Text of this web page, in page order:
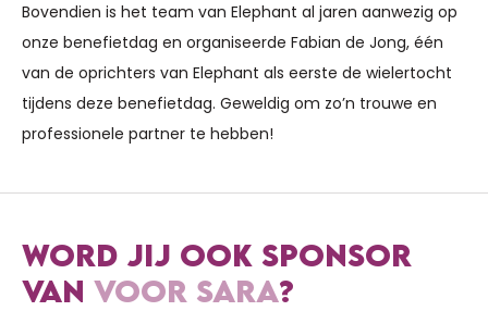
Bovendien is het team van Elephant al jaren aanwezig op
onze benefietdag en organiseerde Fabian de Jong, één
van de oprichters van Elephant als eerste de wielertocht
tijdens deze benefietdag. Geweldig om zo’n trouwe en
professionele partner te hebben!
WORD JIJ OOK SPONSOR
VAN VOOR SARA?